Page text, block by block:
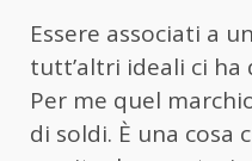
Essere associati a
tutt’altri ideali ci
Per me quel
di soldi. È una cosa